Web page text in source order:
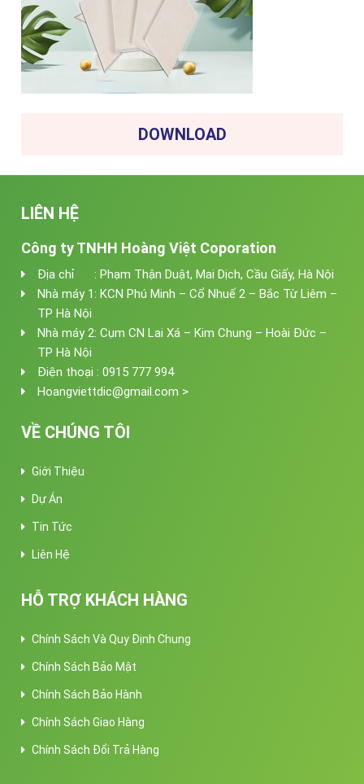
DOWNLOAD
LIÊN HỆ
Công ty TNHH Hoàng Việt Coporation
Địa chỉ : Phạm Thận Duật, Mai Dịch, Cầu Giấy, Hà Nội
Nhà máy 1: KCN Phú Minh – Cổ Nhuế 2 – Bắc Từ Liêm –
TP Hà Nội
Nhà máy 2: Cụm CN Lai Xá – Kim Chung – Hoài Đức –
TP Hà Nội
Điện thoại : 0915 777 994
Hoangviettdic@gmail.com >
VỀ CHÚNG TÔI
Giới Thiệu
Dự Án
Tin Tức
Liên Hệ
HỖ TRỢ KHÁCH HÀNG
Chính Sách Và Quy Định Chung
Chính Sách Bảo Mật
Chính Sách Bảo Hành
Chính Sách Giao Hàng
Chính Sách Đổi Trả Hàng